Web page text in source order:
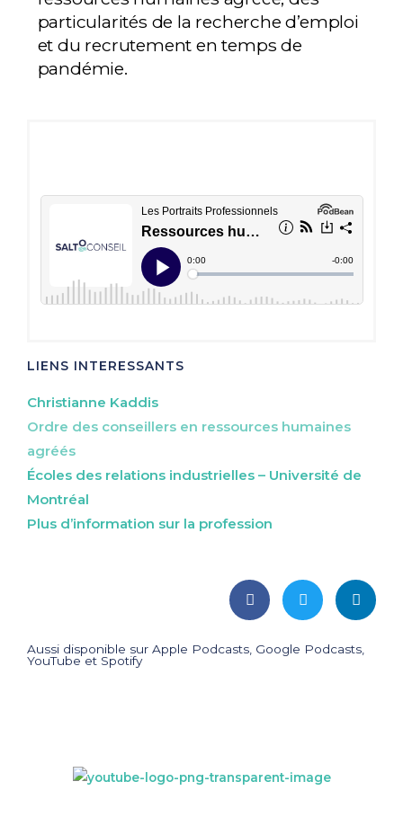
particularités de la recherche d’emploi
et du recrutement en temps de
pandémie.
LIENS INTERESSANTS
Christianne Kaddis
Ordre des conseillers en ressources humaines
agréés
Écoles des relations industrielles – Université de
Montréal
Plus d’information sur la profession
Aussi disponible sur Apple Podcasts, Google Podcasts,
YouTube et Spotify